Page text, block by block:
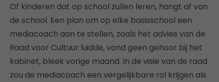
Of kinderen dat op school zullen leren, hangt af van
de school. Een plan om op elke basisschool een
mediacoach aan te stellen, zoals het advies van de
Raad voor Cultuur luidde, vond geen gehoor bij het
kabinet, bleek vorige maand. In de visie van de raad
zou de mediacoach een vergelijkbare rol krijgen als